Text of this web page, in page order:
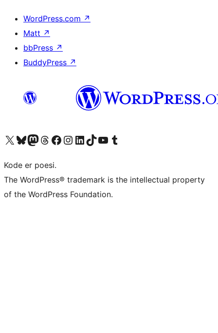
WordPress.com ↗
Matt ↗
bbPress ↗
BuddyPress ↗
Besøg vores X (tidligere Twitter) konto
Besøg vores Bluesky-konto
Besøg vores Mastodon konto
Besøg vores Threads-konto
Besøg vores Facebook sideBesøg vores Instagram konto
Besøg vores LinkedIn konto
Besøg vores TikTok-konto
Besøg vores YouTube-kanalBesøg vores Tumblr-konto
Kode er poesi.
The WordPress® trademark is the intellectual property
of the WordPress Foundation.